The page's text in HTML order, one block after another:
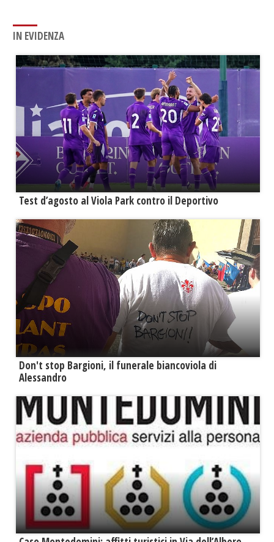
IN EVIDENZA
Test d’agosto al Viola Park contro il Deportivo
Don't stop Bargioni, il funerale biancoviola di
Alessandro